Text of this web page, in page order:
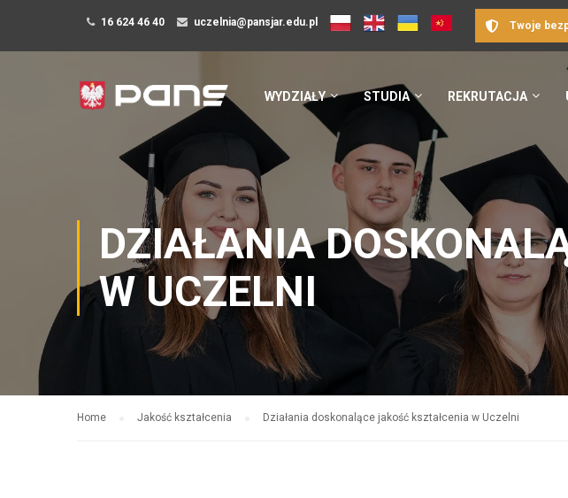
16 624 46 40 uczelnia@pansjar.edu.pl Twoje
WYDZIAŁY STUDIA REKRUTACJA
DZIAŁANIA
W UCZELNI
Home Jakość kształcenia Działania doskonalące jakość kształcenia w Uczelni